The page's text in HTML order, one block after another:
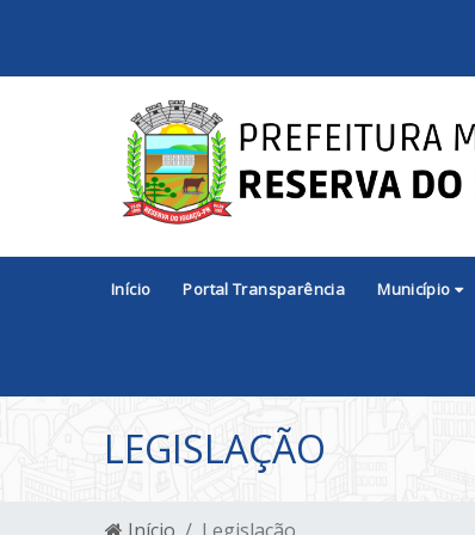
Início Portal Transparência Município
LEGISLAÇÃO
Início Legislação